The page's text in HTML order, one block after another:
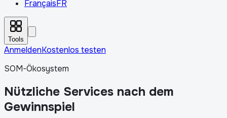
FrançaisFR
Tools
AnmeldenKostenlos testen
SOM-Ökosystem
Nützliche Services nach dem
Gewinnspiel